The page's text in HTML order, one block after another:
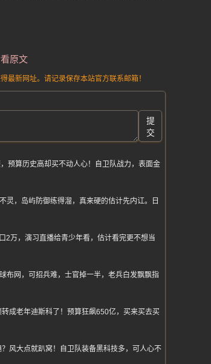
原文
最新网址。请记录保存本站官方联系邮箱！
提
交
预算历史高却买不动人心！自卫队战力，表面金
灵，岛屿防御练得溜，真来硬的估计先内讧。日
2万，演习直播给青少年看，估计看完更不想当
布网，可招兵难，士官掉一半，老兵白发飘飘指
成老年迪斯科了！预算狂飙650亿，买来买去买
风大点就趴窝！自卫队装备黑科技多，可人心不